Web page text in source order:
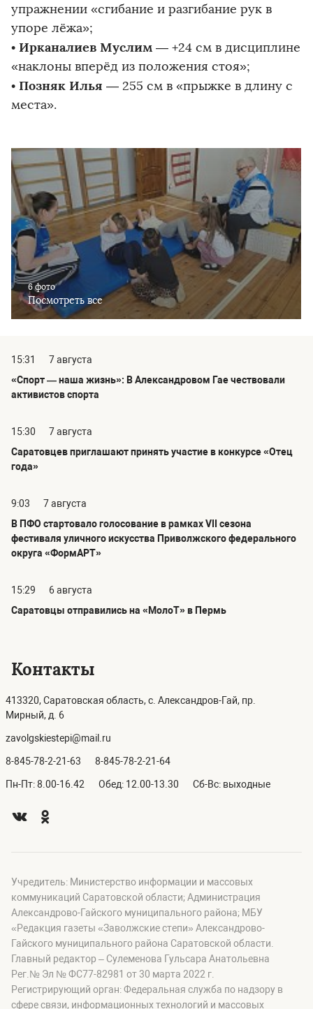
упражнении «сгибание и разгибание рук в
упоре лёжа»;
• Ирканалиев Муслим — +24 см в дисциплине
«наклоны вперёд из положения стоя»;
• Позняк Илья — 255 см в «прыжке в длину с
места».
6 фото
Посмотреть все
15:31
7 августа
«Спорт — наша жизнь»: В Александровом Гае чествовали
активистов спорта
15:30
7 августа
Саратовцев приглашают принять участие в конкурсе «Отец
года»
9:03
7 августа
В ПФО стартовало голосование в рамках VII сезона
фестиваля уличного искусства Приволжского федерального
округа «ФормАРТ»
15:29
6 августа
Саратовцы отправились на «МолоТ» в Пермь
Контакты
413320, Саратовская область, с. Александров-Гай, пр.
Мирный, д. 6
zavolgskiestepi@mail.ru
8-845-78-2-21-63 8-845-78-2-21-64
Пн-Пт: 8.00-16.42 Обед: 12.00-13.30 Сб-Вс: выходные
Учредитель: Министерство информации и массовых
коммуникаций Саратовской области; Администрация
Александрово-Гайского муниципального района; МБУ
«Редакция газеты «Заволжские степи» Александрово-
Гайского муниципального района Саратовской области.
Главный редактор – Сулеменова Гульсара Анатольевна
Рег.№ Эл № ФС77-82981 от 30 марта 2022 г.
Регистрирующий орган: Федеральная служба по надзору в
сфере связи, информационных технологий и массовых